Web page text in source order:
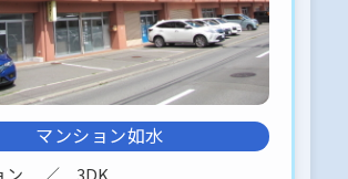
18
ドア-101 申込予約、入りまし
ありがとうございました♪
シェル-201 申込予約、入りま
ありがとうございました
マンション如水
ン ／ 3DK